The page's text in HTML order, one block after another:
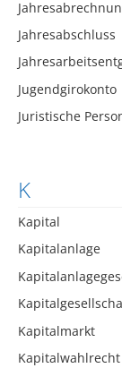
Jahresabschluss
Jugendgirokonto
Juristische
K
Kapital
Kapitalanlage
Kapitalmarkt
Kapitalwahlrecht